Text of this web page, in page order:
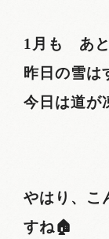
1月も あ
昨日の雪は
今日は道が
やはり、
すね🏠